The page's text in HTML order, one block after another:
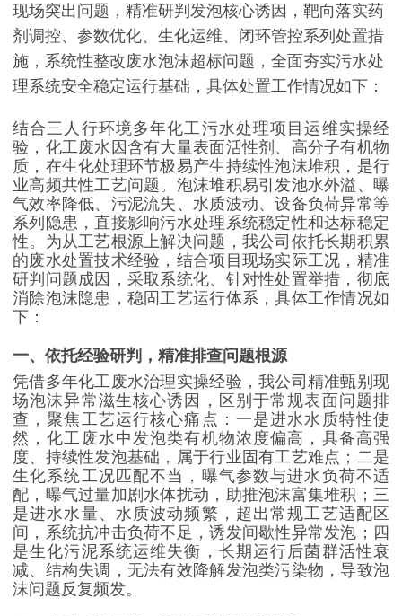
现场突出问题，精准研判发泡核心诱因，靶向落实药
剂调控、参数优化、生化运维、闭环管控系列处置措
施，系统性整改废水泡沫超标问题，全面夯实污水处
理系统安全稳定运行基础，具体处置工作情况如下：
结合三人行环境多年化工污水处理项目运维实操经
验，化工废水因含有大量表面活性剂、高分子有机物
质，在生化处理环节极易产生持续性泡沫堆积，是行
业高频共性工艺问题。泡沫堆积易引发池水外溢、曝
气效率降低、污泥流失、水质波动、设备负荷异常等
系列隐患，直接影响污水处理系统稳定性和达标稳定
性。为从工艺根源上解决问题，我公司依托长期积累
的废水处置技术经验，结合项目现场实际工况，精准
研判问题成因，采取系统化、针对性处置举措，彻底
消除泡沫隐患，稳固工艺运行体系，具体工作情况如
下：
一、依托经验研判，精准排查问题根源
凭借多年化工废水治理实操经验，我公司精准甄别现
场泡沫异常滋生核心诱因，区别于常规表面问题排
查，聚焦工艺运行核心痛点：一是进水水质特性使
然，化工废水中发泡类有机物浓度偏高，具备高强
度、持续性发泡基础，属于行业固有工艺难点；二是
生化系统工况匹配不当，曝气参数与进水负荷不适
配，曝气过量加剧水体扰动，助推泡沫富集堆积；三
是进水水量、水质波动频繁，超出常规工艺适配区
间，系统抗冲击负荷不足，诱发间歇性异常发泡；四
是生化污泥系统运维失衡，长期运行后菌群活性衰
减、结构失调，无法有效降解发泡类污染物，导致泡
沫问题反复频发。